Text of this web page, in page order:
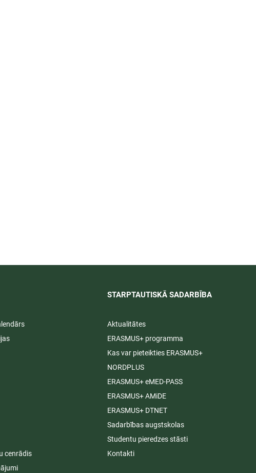
cenrādis
STARPTAUTISKĀ SADARBĪBA​
Aktualitātes
ERASMUS+ programma
Kas var pieteikties ERASMUS+
NORDPLUS
ERASMUS+ eMED-PASS
ERASMUS+ AMiDE
ERASMUS+ DTNET
Sadarbības augstskolas
Studentu pieredzes stāsti
Kontakti